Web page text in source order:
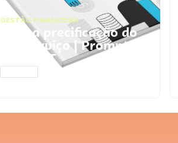
GESTÃO FINANCEIRA
Faça a precificação do
seu serviço | Prompts
ChatGPT